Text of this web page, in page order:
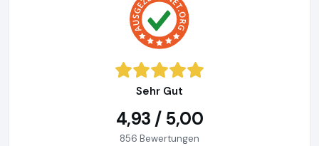
Sehr Gut
4,93 / 5,00
856 Bewertungen